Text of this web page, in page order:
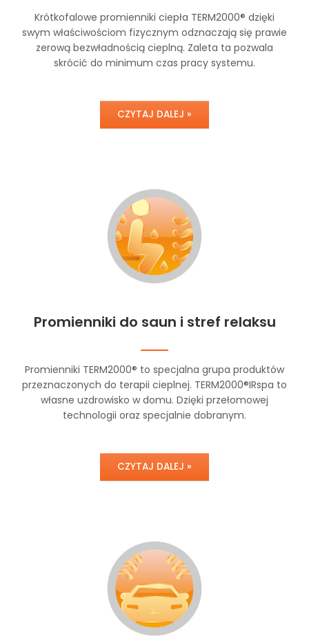
Krótkofalowe promienniki ciepła TERM2000® dzięki
swym właściwościom fizycznym odznaczają się prawie
zerową bezwładnością cieplną. Zaleta ta pozwala
skrócić do minimum czas pracy systemu.
CZYTAJ DALEJ »
Promienniki do saun i stref relaksu
Promienniki TERM2000® to specjalna grupa produktów
przeznaczonych do terapii cieplnej. TERM2000®IRspa to
własne uzdrowisko w domu. Dzięki przełomowej
technologii oraz specjalnie dobranym.
CZYTAJ DALEJ »